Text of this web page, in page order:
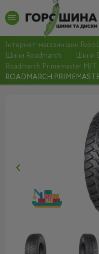
Інтернет-магазин шин
Шини Roadmarch
Шини
Roadmarch Primemaster M/T
ROADMARCH